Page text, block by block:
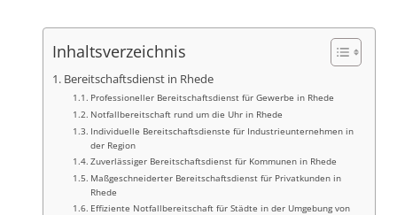
Inhaltsverzeichnis
Bereitschaftsdienst in Rhede
Professioneller Bereitschaftsdienst für Gewerbe in Rhede
Notfallbereitschaft rund um die Uhr in Rhede
Individuelle Bereitschaftsdienste für Industrieunternehmen in
der Region
Zuverlässiger Bereitschaftsdienst für Kommunen in Rhede
Maßgeschneiderter Bereitschaftsdienst für Privatkunden in
Rhede
Effiziente Notfallbereitschaft für Städte in der Umgebung von